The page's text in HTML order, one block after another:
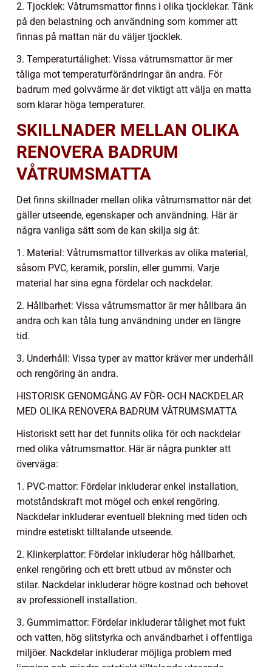
2. Tjocklek: Våtrumsmattor finns i olika tjocklekar. Tänk
på den belastning och användning som kommer att
finnas på mattan när du väljer tjocklek.
3. Temperaturtålighet: Vissa våtrumsmattor är mer
tåliga mot temperaturförändringar än andra. För
badrum med golvvärme är det viktigt att välja en matta
som klarar höga temperaturer.
SKILLNADER MELLAN OLIKA
RENOVERA BADRUM
VÅTRUMSMATTA
Det finns skillnader mellan olika våtrumsmattor när det
gäller utseende, egenskaper och användning. Här är
några vanliga sätt som de kan skilja sig åt:
1. Material: Våtrumsmattor tillverkas av olika material,
såsom PVC, keramik, porslin, eller gummi. Varje
material har sina egna fördelar och nackdelar.
2. Hållbarhet: Vissa våtrumsmattor är mer hållbara än
andra och kan tåla tung användning under en längre
tid.
3. Underhåll: Vissa typer av mattor kräver mer underhåll
och rengöring än andra.
HISTORISK GENOMGÅNG AV FÖR- OCH NACKDELAR
MED OLIKA RENOVERA BADRUM VÅTRUMSMATTA
Historiskt sett har det funnits olika för och nackdelar
med olika våtrumsmattor. Här är några punkter att
överväga:
1. PVC-mattor: Fördelar inkluderar enkel installation,
motståndskraft mot mögel och enkel rengöring.
Nackdelar inkluderar eventuell blekning med tiden och
mindre estetiskt tilltalande utseende.
2. Klinkerplattor: Fördelar inkluderar hög hållbarhet,
enkel rengöring och ett brett utbud av mönster och
stilar. Nackdelar inkluderar högre kostnad och behovet
av professionell installation.
3. Gummimattor: Fördelar inkluderar tålighet mot fukt
och vatten, hög slitstyrka och användbarhet i offentliga
miljöer. Nackdelar inkluderar möjliga problem med